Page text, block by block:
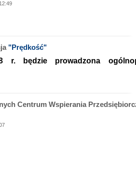
"Prędkość"
r. będzie prowadzona
Centrum Wspierania